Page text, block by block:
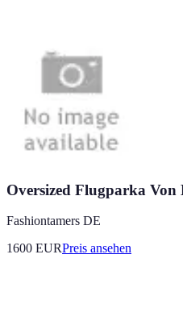
Oversized Flugparka
Fashiontamers DE
1600 EURPreis ansehen